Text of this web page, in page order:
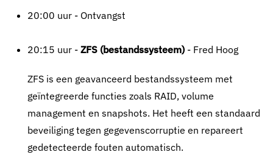
20:00 uur - Ontvangst
20:15 uur - ZFS (bestandssysteem) - Fred Hoog
ZFS is een geavanceerd bestandssysteem met
geïntegreerde functies zoals RAID, volume
management en snapshots. Het heeft een standaard
beveiliging tegen gegevenscorruptie en repareert
gedetecteerde fouten automatisch.